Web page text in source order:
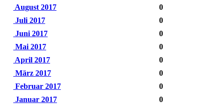
August 2017
0
Juli 2017
0
Juni 2017
0
Mai 2017
0
April 2017
0
März 2017
0
Februar 2017
0
Januar 2017
0